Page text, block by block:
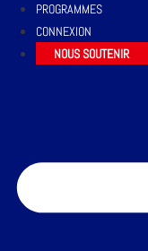
PROGRAMMES
CONNEXION
NOUS SOUTENIR